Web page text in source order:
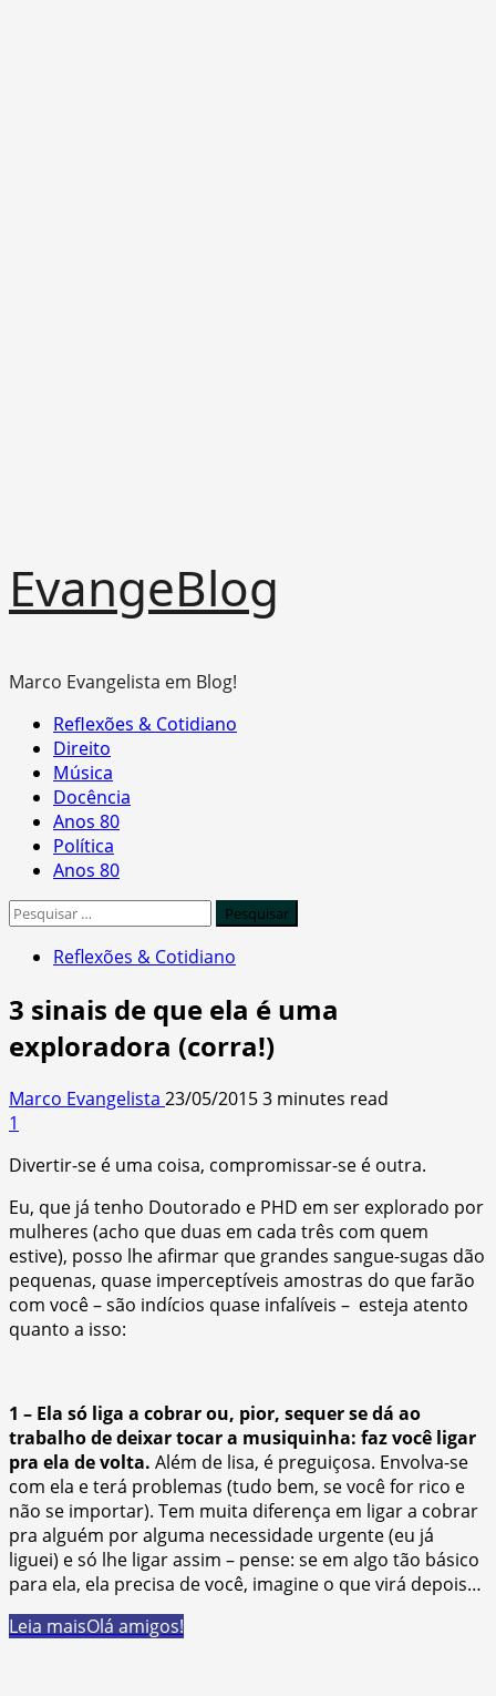
to
content
EvangeBlog
Marco Evangelista em Blog!
Primary
Menu
Reflexões & Cotidiano
Direito
Música
Docência
Anos 80
Política
Anos 80
Pesquisar
Reflexões & Cotidiano
3 sinais de que ela é uma
exploradora (corra!)
Marco Evangelista 23/05/20153 minutes read
1
Divertir-se é uma coisa, compromissar-se é outra.
Eu, que já tenho Doutorado e PHD em ser explorado por
mulheres (acho que duas em cada três com quem
estive), posso lhe afirmar que grandes sangue-sugas dão
pequenas, quase imperceptíveis amostras do que farão
com você – são indícios quase infalíveis – esteja atento
quanto a isso:
1 – Ela só liga a cobrar ou, pior, sequer se dá ao
trabalho de deixar tocar a musiquinha: faz você ligar
pra ela de volta. Além de lisa, é preguiçosa. Envolva-se
com ela e terá problemas (tudo bem, se você for rico e
não se importar). Tem muita diferença em ligar a cobrar
pra alguém por alguma necessidade urgente (eu já
liguei) e só lhe ligar assim – pense: se em algo tão básico
para ela, ela precisa de você, imagine o que virá depois…
Leia maisOlá amigos!